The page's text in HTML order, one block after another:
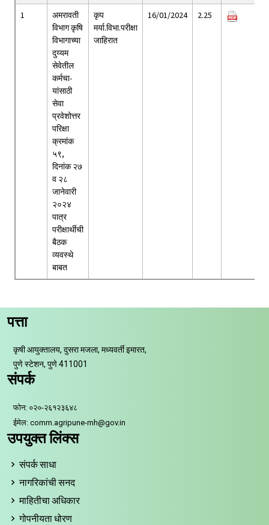
1
अमरावती
विभाग कृषि
विभागाच्या
दुय्यम
सेवेतील
कर्मचा-
यांसाठी
सेवा
प्रवेशोत्तर
परिक्षा
क्रमांक
५९,
दिनांक २७
व २८
जानेवारी
२०२४
पात्र
परीक्षार्थीची
बैठक
व्यवस्थे
बाबत
कृप
मर्या.विभा.परीक्षा
जाहिरात
16/01/2024 2.25
पत्ता
कृषी आयुक्तालय, दुसरा मजला, मध्यवर्ती इमारत,
पुणे स्टेशन, पुणे 411001
संपर्क
फोन: ०२०-२६१२३६४८
ईमेल: comm.agripune-mh@gov.in
उपयुक्त लिंक्स
संपर्क साधा
नागरिकांची सनद
माहितीचा अधिकार
गोपनीयता धोरण